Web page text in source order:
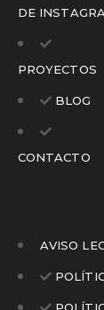
DE
PROYECTOS
BLOG
CONTACTO
AVISO